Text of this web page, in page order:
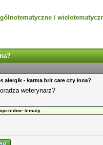
/
alergik - karma brit care czy inna?
weterynarz?
tematy: